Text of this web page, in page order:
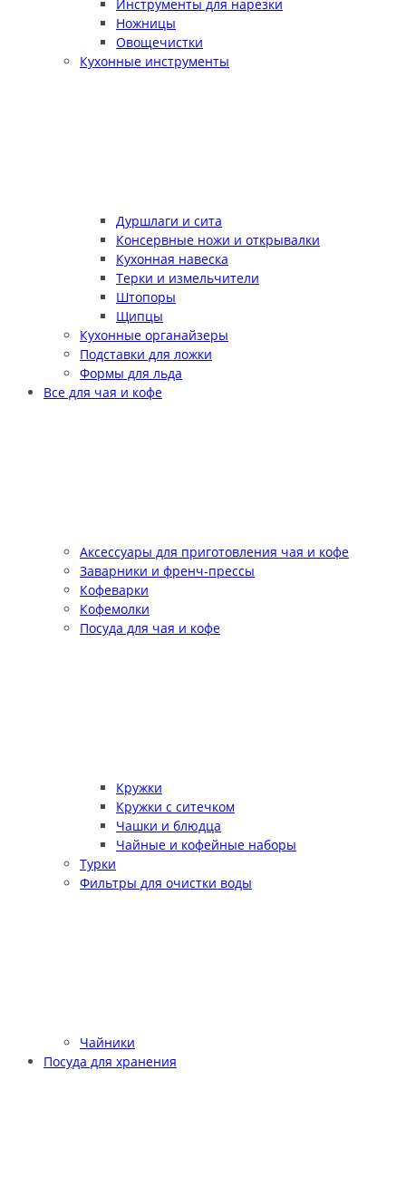
Инструменты для нарезки
Ножницы
Овощечистки
Кухонные инструменты
Дуршлаги и сита
Консервные ножи и открывалки
Кухонная навеска
Терки и измельчители
Штопоры
Щипцы
Кухонные органайзеры
Подставки для ложки
Формы для льда
Все для чая и кофе
Аксессуары для приготовления чая и кофе
Заварники и френч-прессы
Кофеварки
Кофемолки
Посуда для чая и кофе
Кружки
Кружки с ситечком
Чашки и блюдца
Чайные и кофейные наборы
Турки
Фильтры для очистки воды
Чайники
Посуда для хранения